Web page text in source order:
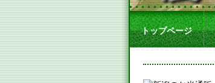
トップページ